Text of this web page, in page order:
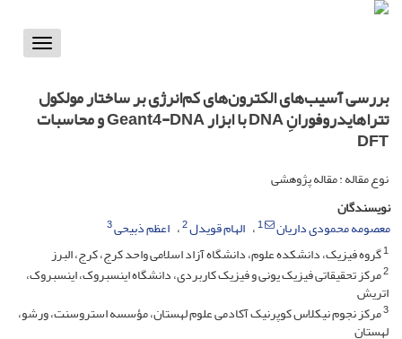
Toggle
بررسی آسیب‌های الکترون‌های کم‌انرژی بر ساختار مولکول
تتراهایدروفورانِ DNA با ابزار Geant4-DNA و محاسبات
DFT
نوع مقاله : مقاله پژوهشی
نویسندگان
معصومه محمودی داریان
1 الهام قویدل2 اعظم ذبیحی3
1گروه فیزیک، دانشکده علوم، دانشگاه آزاد اسلامی واحد کرج، کرج، البرز
2مرکز تحقیقاتی فیزیک یونی و فیزیک کاربردی، دانشگاه اینسبروک، اینسبروک،
اتریش
3مرکز نجوم نیکلاس کوپرنیک آکادمی علوم لهستان، مؤسسه استروسنت، ورشو،
لهستان